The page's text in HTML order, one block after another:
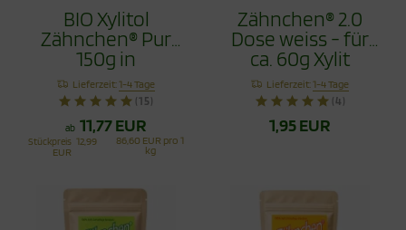
BIO Xylitol
Zähnchen® Pur
150g in
recyclingfähiger
Tüte - Zahnpflege
Bonbons
Lieferzeit:1-4 Tage
(15)
ab 11,77 EUR
Stückpreis 12,99
EUR
86,60 EUR pro 1
kg
Zähnchen® 2.0
Dose weiss - für
ca. 60g Xylit
Zähnchen
Lieferzeit:1-4 Tage
(4)
1,95 EUR